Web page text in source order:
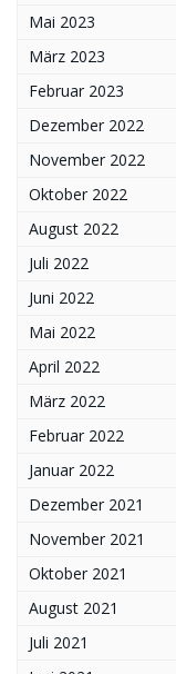
Mai 2023
März 2023
Februar 2023
Dezember 2022
November 2022
Oktober 2022
August 2022
Juli 2022
Juni 2022
Mai 2022
April 2022
März 2022
Februar 2022
Januar 2022
Dezember 2021
November 2021
Oktober 2021
August 2021
Juli 2021